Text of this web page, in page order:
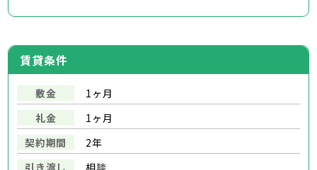
賃貸条件
敷金
1ヶ月
礼金
1ヶ月
契約期間
2年
引き渡し
相談